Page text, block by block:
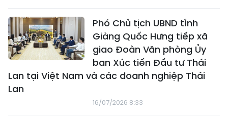
Phó Chủ tịch UBND tỉnh
Giàng Quốc Hưng tiếp xã
giao Đoàn Văn phòng Ủy
ban Xúc tiến Đầu tư Thái
Lan tại Việt Nam và các doanh nghiệp Thái
Lan
16/07/2026 8:33